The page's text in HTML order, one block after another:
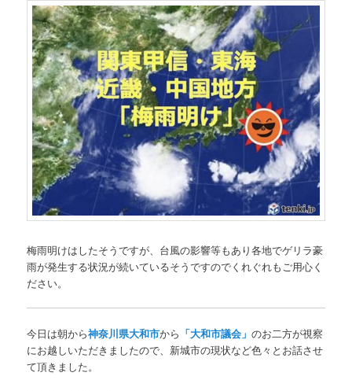
梅雨明けはしたそうですが、台風の影響等もあり各地でゲリラ豪
雨が発生する状況が続いているそうですのでくれぐれもご用心く
ださい。
今日は朝から神奈川県大和市から 「大和市議会」のお二方が視察
にお越しいただきましたので、新城市の現状など色々とお話させ
て頂きました。